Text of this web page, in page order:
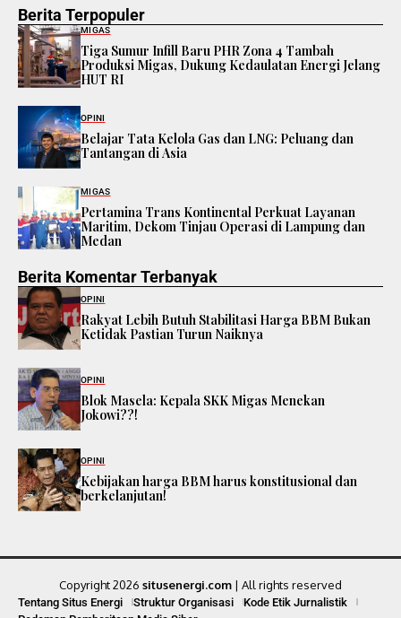
Berita Terpopuler
MIGAS
Tiga Sumur Infill Baru PHR Zona 4 Tambah
Produksi Migas, Dukung Kedaulatan Energi Jelang
HUT RI
OPINI
Belajar Tata Kelola Gas dan LNG: Peluang dan
Tantangan di Asia
MIGAS
Pertamina Trans Kontinental Perkuat Layanan
Maritim, Dekom Tinjau Operasi di Lampung dan
Medan
Berita Komentar Terbanyak
OPINI
Rakyat Lebih Butuh Stabilitasi Harga BBM Bukan
Ketidak Pastian Turun Naiknya
OPINI
Blok Masela: Kepala SKK Migas Menekan
Jokowi??!
OPINI
Kebijakan harga BBM harus konstitusional dan
berkelanjutan!
Copyright 2026 situsenergi.com | All rights reserved
Tentang Situs Energi Struktur Organisasi
Kode Etik Jurnalistik